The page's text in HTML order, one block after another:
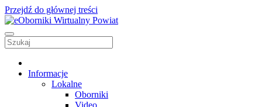
Przejdź do głównej treści
Informacje
Lokalne
Oborniki
Video